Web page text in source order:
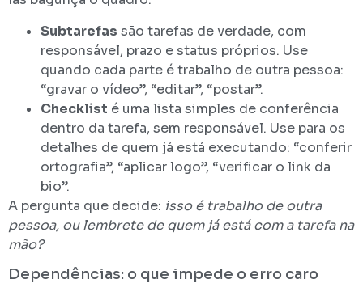
Subtarefas são tarefas de verdade, com
responsável, prazo e status próprios. Use
quando cada parte é trabalho de outra pessoa:
“gravar o vídeo”, “editar”, “postar”.
Checklist é uma lista simples de conferência
dentro da tarefa, sem responsável. Use para os
detalhes de quem já está executando: “conferir
ortografia”, “aplicar logo”, “verificar o link da
bio”.
A pergunta que decide: isso é trabalho de outra
pessoa, ou lembrete de quem já está com a tarefa na
mão?
Dependências: o que impede o erro caro